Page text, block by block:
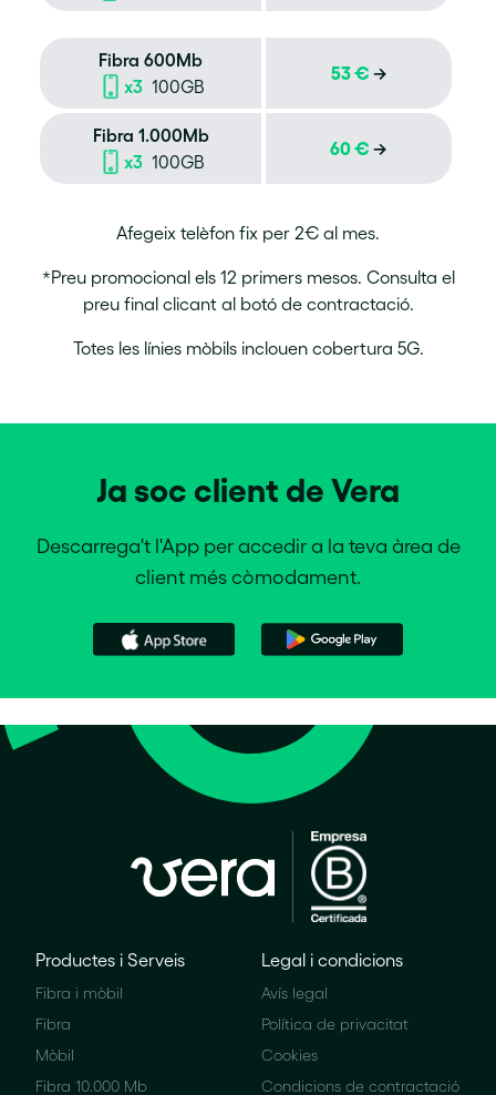
Fibra 600Mb
x3 100GB
53 € →
Fibra 1.000Mb
x3 100GB
60 € →
Afegeix telèfon fix per 2€ al mes.
*Preu promocional els 12 primers mesos. Consulta el
preu final clicant al botó de contractació.
Totes les línies mòbils inclouen cobertura 5G.
Ja soc client de Vera
Descarrega't l'App per accedir a la teva àrea de
client més còmodament.
Productes i Serveis
Fibra i mòbil
Fibra
Mòbil
Fibra 10.000 Mb
Legal i condicions
Avís legal
Política de privacitat
Cookies
Condicions de contractació